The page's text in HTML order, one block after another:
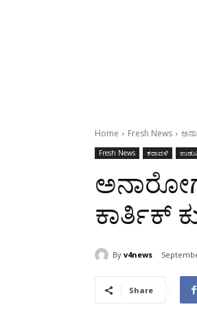
Home Fresh News
Fresh News ಕರಾವಳಿ
ಕಾರ್ತಿಕ್
By v4news
Share